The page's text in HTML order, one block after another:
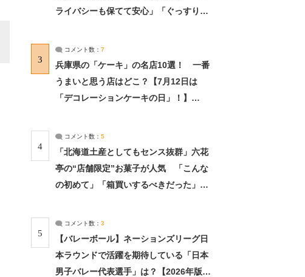
ライバシーも保てて安心」「ぐっすり眠
3
コメント数： 7
兵庫県の「ケーキ」の名店10選！ 一番
うまいと思う店はどこ？【7月12日は
「デコレーションケーキの日」！】
4
コメント数： 5
「北海道土産としてもセンス抜群」六花
亭の“店舗限定”お菓子が人気 「こんな
の初めて」「箱買いするべきだった」
5
コメント数： 3
【バレーボール】ネーションズリーグ日
本ラウンドで活躍を期待している「日本
男子バレー代表選手」は？【2026年版・